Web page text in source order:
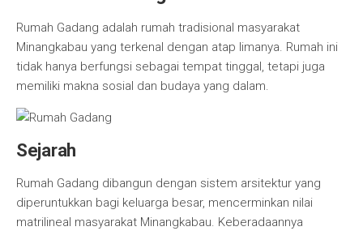
Rumah Gadang adalah rumah tradisional masyarakat
Minangkabau yang terkenal dengan atap limanya. Rumah ini
tidak hanya berfungsi sebagai tempat tinggal, tetapi juga
memiliki makna sosial dan budaya yang dalam.
Sejarah
Rumah Gadang dibangun dengan sistem arsitektur yang
diperuntukkan bagi keluarga besar, mencerminkan nilai
matrilineal masyarakat Minangkabau. Keberadaannya